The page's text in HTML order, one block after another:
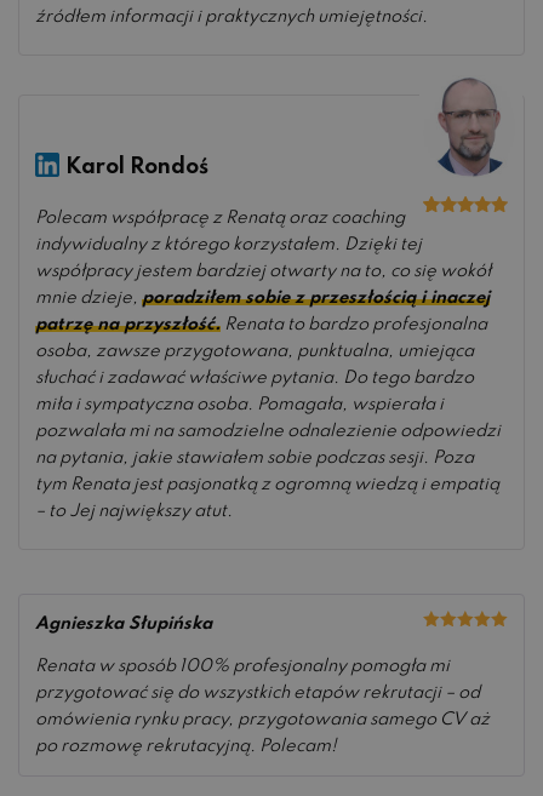
źródłem informacji i praktycznych umiejętności.
na 5
Karol Rondoś
Polecam współpracę z Renatą oraz coaching
indywidualny z którego korzystałem. Dzięki tej
współpracy jestem bardziej otwarty na to, co się wokół
mnie dzieje, poradziłem sobie z przeszłością i inaczej
patrzę na przyszłość. Renata to bardzo profesjonalna
osoba, zawsze przygotowana, punktualna, umiejąca
słuchać i zadawać właściwe pytania. Do tego bardzo
miła i sympatyczna osoba. Pomagała, wspierała i
pozwalała mi na samodzielne odnalezienie odpowiedzi
na pytania, jakie stawiałem sobie podczas sesji. Poza
tym Renata jest pasjonatką z ogromną wiedzą i empatią
– to Jej największy atut.
na 5
Agnieszka Słupińska
Renata w sposób 100% profesjonalny pomogła mi
przygotować się do wszystkich etapów rekrutacji – od
omówienia rynku pracy, przygotowania samego CV aż
po rozmowę rekrutacyjną. Polecam!